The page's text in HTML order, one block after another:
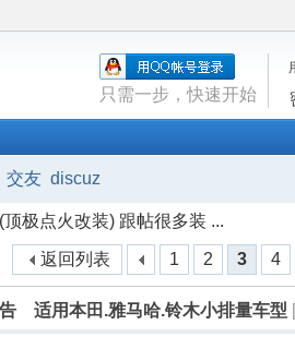
只需一步，快速开始
交友 discuz
极点火改装) 跟帖很多装 ...
1 2 3 4
返回列表
适用本田.雅马哈.铃木小排量车型